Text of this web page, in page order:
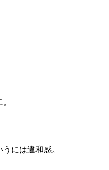
には違和感。